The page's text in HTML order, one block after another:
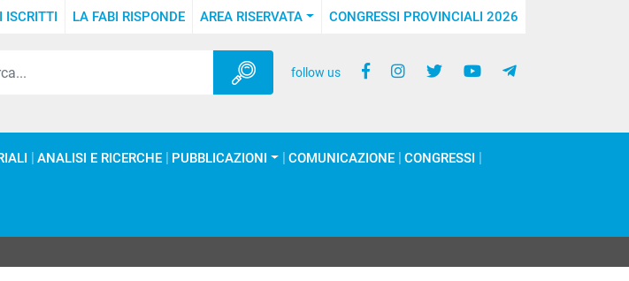
ISCRITTI LA FABI RISPONDE AREA RISERVATA CONGRESSI PROVINCIALI 2026
follow us
ANALISI E RICERCHE PUBBLICAZIONI COMUNICAZIONE CONGRESSI